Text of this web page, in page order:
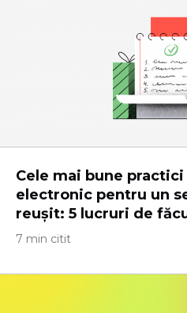
Cele mai bune
electronic pentru un
reușit: 5 lucruri de
7 min citit